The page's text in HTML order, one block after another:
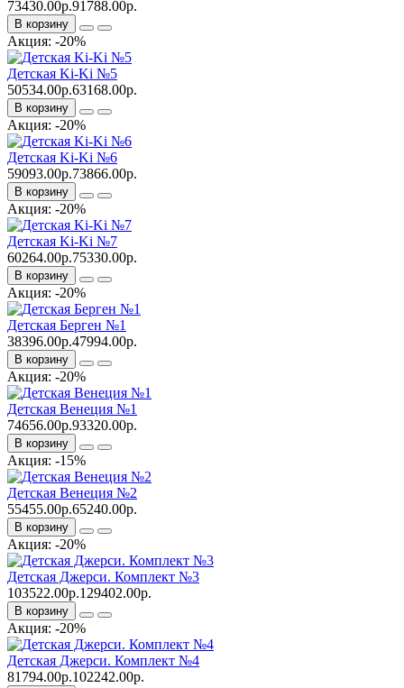
73430.00р.91788.00р.
В корзину
Акция: -20%
Детская Ki-Ki №5
50534.00р.63168.00р.
В корзину
Акция: -20%
Детская Ki-Ki №6
59093.00р.73866.00р.
В корзину
Акция: -20%
Детская Ki-Ki №7
60264.00р.75330.00р.
В корзину
Акция: -20%
Детская Берген №1
38396.00р.47994.00р.
В корзину
Акция: -20%
Детская Венеция №1
74656.00р.93320.00р.
В корзину
Акция: -15%
Детская Венеция №2
55455.00р.65240.00р.
В корзину
Акция: -20%
Детская Джерси. Комплект №3
103522.00р.129402.00р.
В корзину
Акция: -20%
Детская Джерси. Комплект №4
81794.00р.102242.00р.